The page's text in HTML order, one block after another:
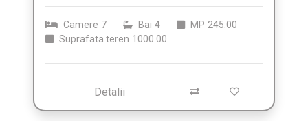
Camere 7 Bai 4 MP 245.00
Suprafata teren 1000.00
Detalii